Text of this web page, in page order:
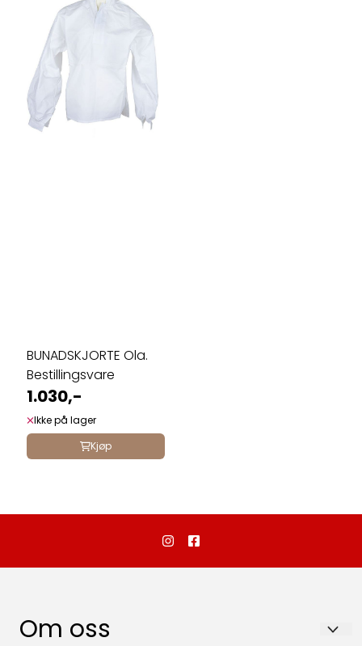
BUNADSKJORTE Ola.
Bestillingsvare
1.030,-
Ikke på lager
Kjøp
Om oss